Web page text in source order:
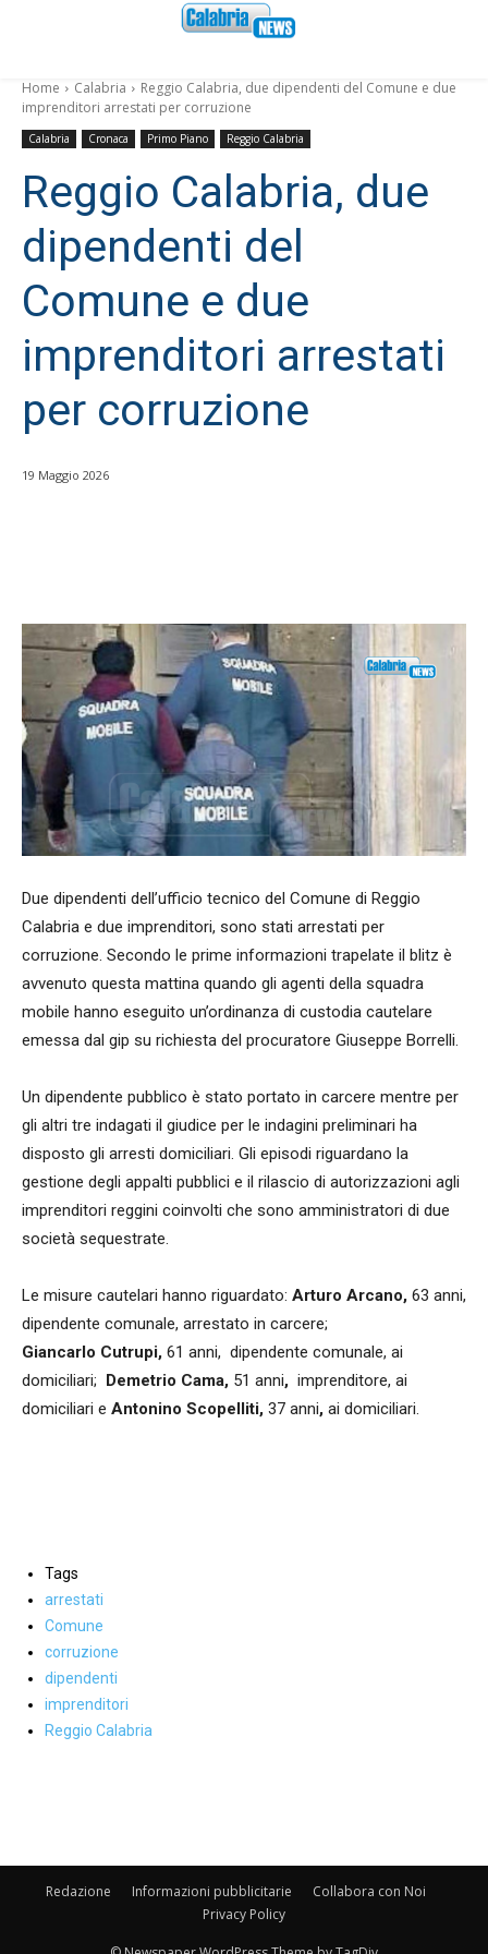
Home Calabria
Reggio Calabria, due dipendenti del Comune e due
imprenditori arrestati per corruzione
Calabria Cronaca Primo Piano Reggio Calabria
Reggio Calabria, due
dipendenti del
Comune e due
imprenditori arrestati
per corruzione
19 Maggio 2026
Due dipendenti dell’ufficio tecnico del Comune di Reggio
Calabria e due imprenditori, sono stati arrestati per
corruzione. Secondo le prime informazioni trapelate il blitz è
avvenuto questa mattina quando gli agenti della squadra
mobile hanno eseguito un’ordinanza di custodia cautelare
emessa dal gip su richiesta del procuratore Giuseppe Borrelli.
Un dipendente pubblico è stato portato in carcere mentre per
gli altri tre indagati il giudice per le indagini preliminari ha
disposto gli arresti domiciliari. Gli episodi riguardano la
gestione degli appalti pubblici e il rilascio di autorizzazioni agli
imprenditori reggini coinvolti che sono amministratori di due
società sequestrate.
Le misure cautelari hanno riguardato: Arturo Arcano, 63 anni,
dipendente comunale, arrestato in carcere;
Giancarlo Cutrupi, 61 anni, dipendente comunale, ai
domiciliari;
Demetrio Cama, 51 anni, imprenditore, ai
domiciliari e Antonino Scopelliti, 37 anni, ai domiciliari.
Tags
arrestati
Comune
corruzione
dipendenti
imprenditori
Reggio Calabria
Redazione Informazioni pubblicitarie
Collabora con Noi
Privacy Policy